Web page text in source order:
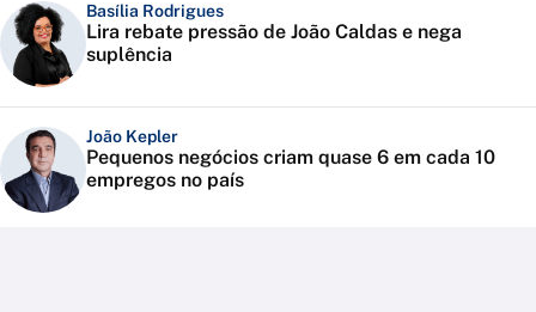
Basília Rodrigues
Lira rebate pressão de João Caldas e nega
suplência
João Kepler
Pequenos negócios criam quase 6 em cada 10
empregos no país